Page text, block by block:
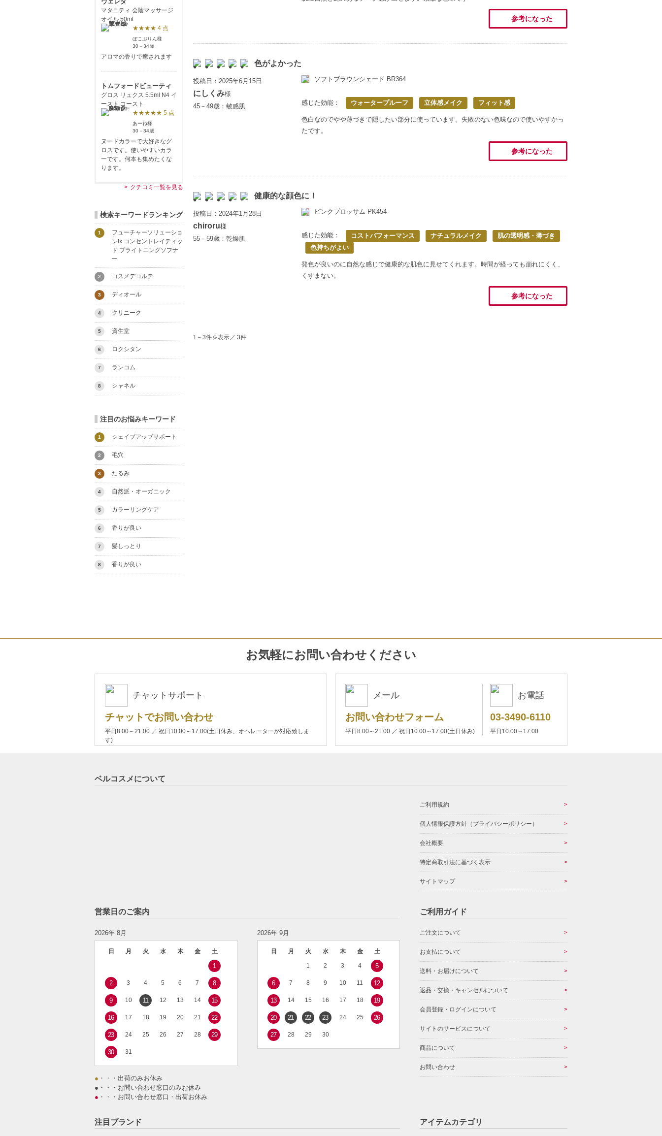
参考になった
色がよかった
投稿日：2025年6月15日
にしくみ様
45－49歳：敏感肌
ソフトブラウンシェード BR364
感じた効能： ウォータープルーフ 立体感メイク フィット感
色白なのでやや薄づきで隠したい部分に使っています。失敗のない色味なので使いやすかっ
たです。
参考になった
健康的な顔色に！
投稿日：2024年1月28日
chiroru様
55－59歳：乾燥肌
ピンクブロッサム PK454
感じた効能： コストパフォーマンス ナチュラルメイク
肌の透明感・薄づき
色持ちがよい
発色が良いのに自然な感じで健康的な肌色に見せてくれます。時間が経っても崩れにくく、
くすまない。
参考になった
1～3件を表示／ 3件
マタニティ 会陰マッサージ
オイル 50ml
★★★★ 4 点
ぼこぶりん様
30－34歳
アロマの香りで癒されます
トムフォードビューティ
グロス リュクス 5.5ml N4 イ
ースト コースト
★★★★★ 5 点
あーね様
30－34歳
ヌードカラーで大好きなグ
ロスです。使いやすいカラ
ーです。何本も集めたくな
ります。
クチコミ一覧を見る
検索キーワードランキング
1
フューチャーソリューショ
ンlx コンセントレイティッ
ド ブライトニングソフナ
ー
2 コスメデコルテ
3 ディオール
4 クリニーク
5 資生堂
6 ロクシタン
7 ランコム
8 シャネル
注目のお悩みキーワード
1 シェイプアップサポート
2 毛穴
3 たるみ
4 自然派・オーガニック
5 カラーリングケア
6 香りが良い
7 髪しっとり
8 香りが良い
お気軽にお問い合わせください
チャットサポート
チャットでお問い合わせ
平日8:00～21:00 ／ 祝日10:00～17:00(土日休み、オペレーターが対応致しま
す)
メール
お問い合わせフォーム
平日8:00～21:00 ／ 祝日10:00～17:00(土日休み)
お電話
03-3490-6110
平日10:00～17:00
ベルコスメについて
ご利用規約
個人情報保護方針（プライバシーポリシー）
会社概要
特定商取引法に基づく表示
サイトマップ
営業日のご案内
2026年 8月
日 月 火 水 木 金 土
1
2 3 4 5 6 7 8
9 10 11 12 13 14 15
16 17 18 19 20 21 22
23 24 25 26 27 28 29
30 31
2026年 9月
日 月 火 水 木 金 土
1 2 3 4 5
6 7 8 9 10 11 12
13 14 15 16 17 18 19
20 21 22 23 24 25 26
27 28 29 30
● ・・・出荷のみお休み
● ・・・お問い合わせ窓口のみお休み
● ・・・お問い合わせ窓口・出荷お休み
ご利用ガイド
ご注文について
お支払について
送料・お届けについて
返品・交換・キャンセルについて
会員登録・ログインについて
サイトのサービスについて
商品について
お問い合わせ
注目ブランド アイテムカテゴリ